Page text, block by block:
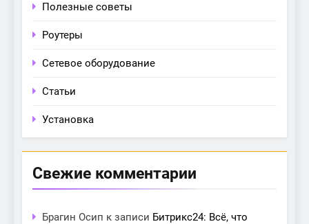
Полезные советы
Роутеры
Сетевое оборудование
Статьи
Установка
Свежие комментарии
Брагин Осип к записи Битрикс24: Всё, что